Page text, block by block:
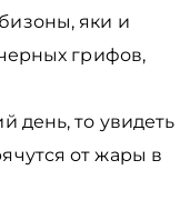
яки и
грифов,
день, то увидеть
от жары в